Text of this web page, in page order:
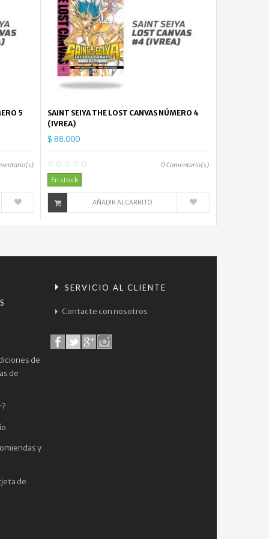
5
SAINT SEIYA THE LOST CANVAS NÚMERO 4
(IVREA)
$ 88.000
0Comentario(s)
En stock
AÑADIR AL CARRITO
de
de
y
de
SERVICIO AL CLIENTE
Contacte con nosotros